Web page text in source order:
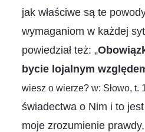
jak właściwe są te
wymaganiom w każdej
powiedział też: „
bycie lojalnym
wiesz o wierze? w: Słowo, t.
świadectwa o Nim i to
moje zrozumienie